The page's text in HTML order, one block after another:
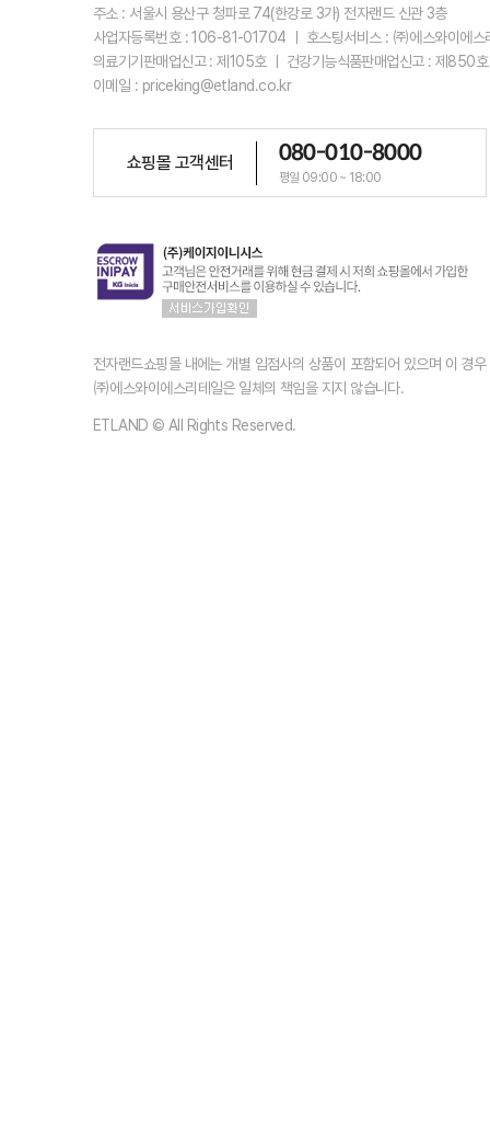
주소 : 서울시 용산구 청파로 74(한강로 3가) 전자랜드 신관 3층
사업자등록번호 : 106-81-01704 ㅣ 호스팅서비스 : ㈜에스와이에
의료기기판매업신고 : 제105호 ㅣ 건강기능식품판매업신고 : 제850
이메일 : priceking@etland.co.kr
쇼핑몰 고객센터 080-010-8000
평일 09:00 ~ 18:00
전자랜드쇼핑몰 내에는 개별 입점사의 상품이 포함되어 있으며 이 경
㈜에스와이에스리테일은 일체의 책임을 지지 않습니다.
ETLAND © All Rights Reserved.